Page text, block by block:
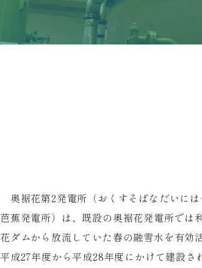
奥裾花第2発電所（おくすそばなだいに
芭蕉発電所）は、既設の奥裾花発電所では
花ダムから放流していた春の融雪水を有効
平成27年度から平成28年度にかけて建設さ